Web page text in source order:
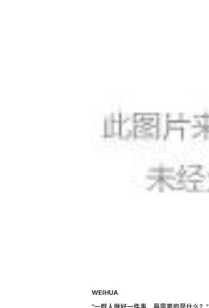
WEIHUA